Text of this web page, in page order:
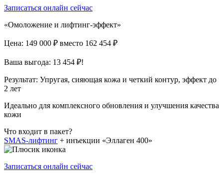
Записаться онлайн сейчас
«Омоложение и лифтинг-эффект»
Цена: 149 000 ₽ вместо 162 454 ₽
Ваша выгода: 13 454 ₽!
Результат: Упругая, сияющая кожа и четкий контур, эффект до
2 лет
Идеально для комплексного обновления и улучшения качества
кожи
Что входит в пакет?
SMAS-лифтинг + инъекции «Эллаген 400»
Записаться онлайн сейчас